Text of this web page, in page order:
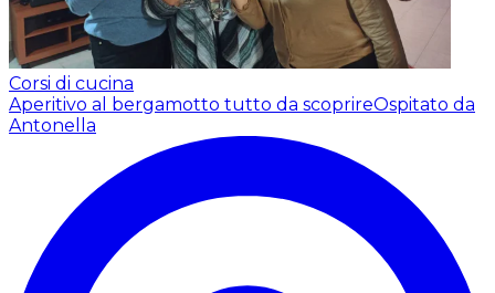
Corsi di cucina
Aperitivo al bergamotto tutto da scoprireOspitato da
Antonella